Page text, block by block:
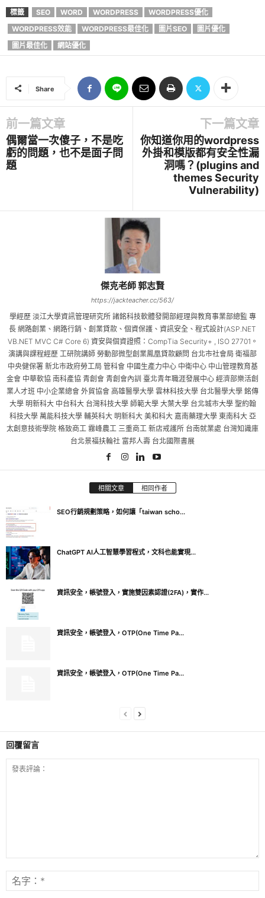
標籤 SEO WORD WORDPRESS
WORDPRESS優化
WORDPRESS效能
WORDPRESS最佳化 圖片SEO
圖片優化
圖片最佳化
網站優化
Share
前一篇文章
偶爾當一次傻子，不是吃
虧的問題，也不是面子問
題
下一篇文章
你知道你用的wordpress
外掛和模版都有安全性漏
洞嗎？(plugins and
themes Security
Vulnerability)
傑克老師 郭志賢
https://jackteacher.cc/563/
學經歷 淡江大學資訊管理研究所 諸銘科技軟體發開部經理與教育事業部總監 專
長 網路創業、網路行銷、創業貸款、個資保護、資訊安全、程式設計(ASP.NET
VB.NET MVC C# Core 6) 資安與個資證照：CompTia Security+ , ISO 27701。
演講與課程經歷 工研院講師 勞動部微型創業鳳凰貸款顧問 台北市社會局 衛福部
中央健保署 新北市政府勞工局 管科會 中國生產力中心 中衛中心 中山管理教育基
金會 中華軟協 南科產協 青創會 青創會內訓 臺北青年職涯發展中心 經濟部樂活創
業人才班 中小企業總會 外貿協會 高雄醫學大學 雲林科技大學 台北醫學大學 銘傳
大學 明新科大 中台科大 台灣科技大學 師範大學 大葉大學 台北城市大學 聖約翰
科技大學 萬能科技大學 輔英科大 明新科大 美和科大 嘉南藥理大學 東南科大 亞
太創意技術學院 格致商工 霧峰農工 三重商工 新店戒護所 台南就業處 台灣知識庫
台北景福扶輪社 富邦人壽 台北國際書展
相關文章 相同作者
SEO行銷規劃策略，如何讓「taiwan scho...
ChatGPT AI人工智慧學習程式，文科也能實現...
資訊安全，帳號登入，實施雙因素認證(2FA)，實作...
資訊安全，帳號登入，OTP(One Time Pa...
資訊安全，帳號登入，OTP(One Time Pa...
回覆留言